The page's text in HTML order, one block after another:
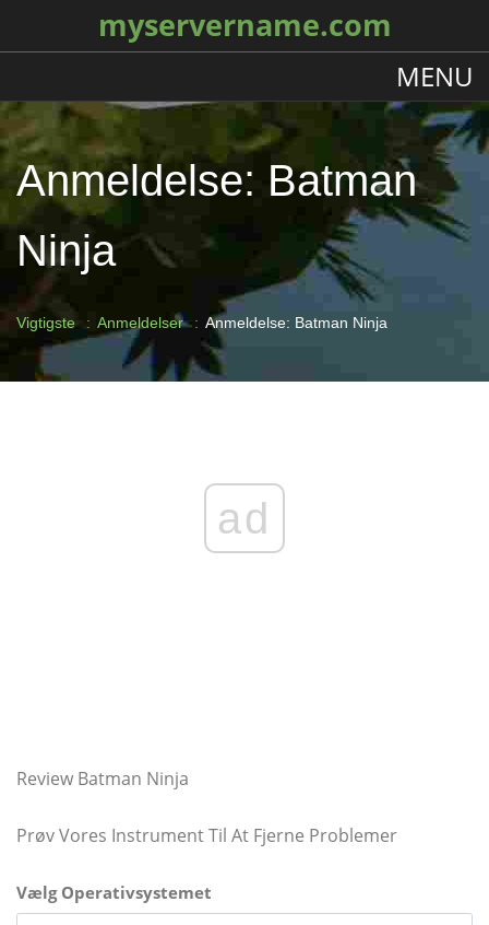
myservername.com
MENU
Anmeldelse: Batman
Ninja
Vigtigste Anmeldelser Anmeldelse: Batman Ninja
ad
Review Batman Ninja
Prøv Vores Instrument Til At Fjerne Problemer
Vælg Operativsystemet